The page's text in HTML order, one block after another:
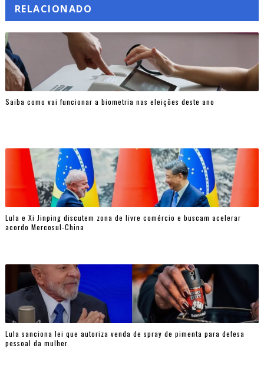
RELACIONADO
Saiba como vai funcionar a biometria nas eleições deste ano
Lula e Xi Jinping discutem zona de livre comércio e buscam acelerar
acordo Mercosul-China
Lula sanciona lei que autoriza venda de spray de pimenta para defesa
pessoal da mulher